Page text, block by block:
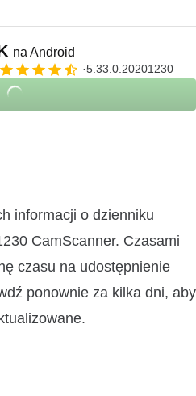
na Android
5.33.0.20201230
informacji o dzienniku
CamScanner. Czasami
czasu na udostępnienie
ponownie za kilka dni, aby